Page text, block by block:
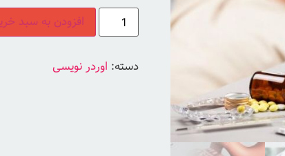
افزودن به سبد
دسته: اوردر نویسی